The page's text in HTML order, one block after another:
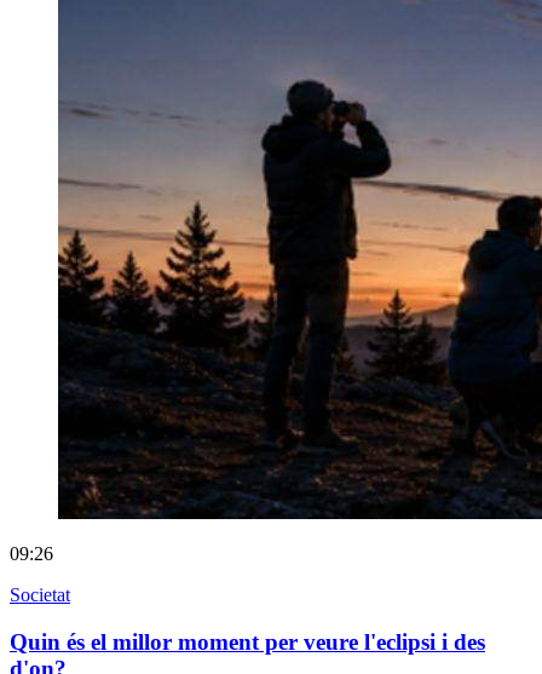
09:26
Societat
Quin és el millor moment per veure l'eclipsi i des
d'on?